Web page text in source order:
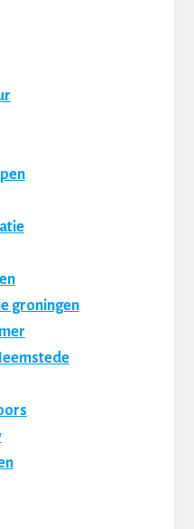
groningen